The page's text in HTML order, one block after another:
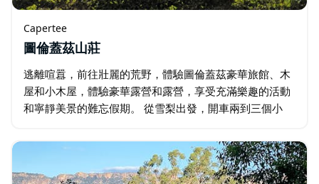
Capertee
圖倫蓋茲山莊
逃離喧囂，前往壯麗的荒野，體驗圖倫蓋茲豪華旅館、木
屋和小木屋，體驗豪華露營和露營，享受充滿樂趣的活動
和寧靜美景的難忘假期。 從雪梨出發，開車兩到三個小
豪華露營帳篷…